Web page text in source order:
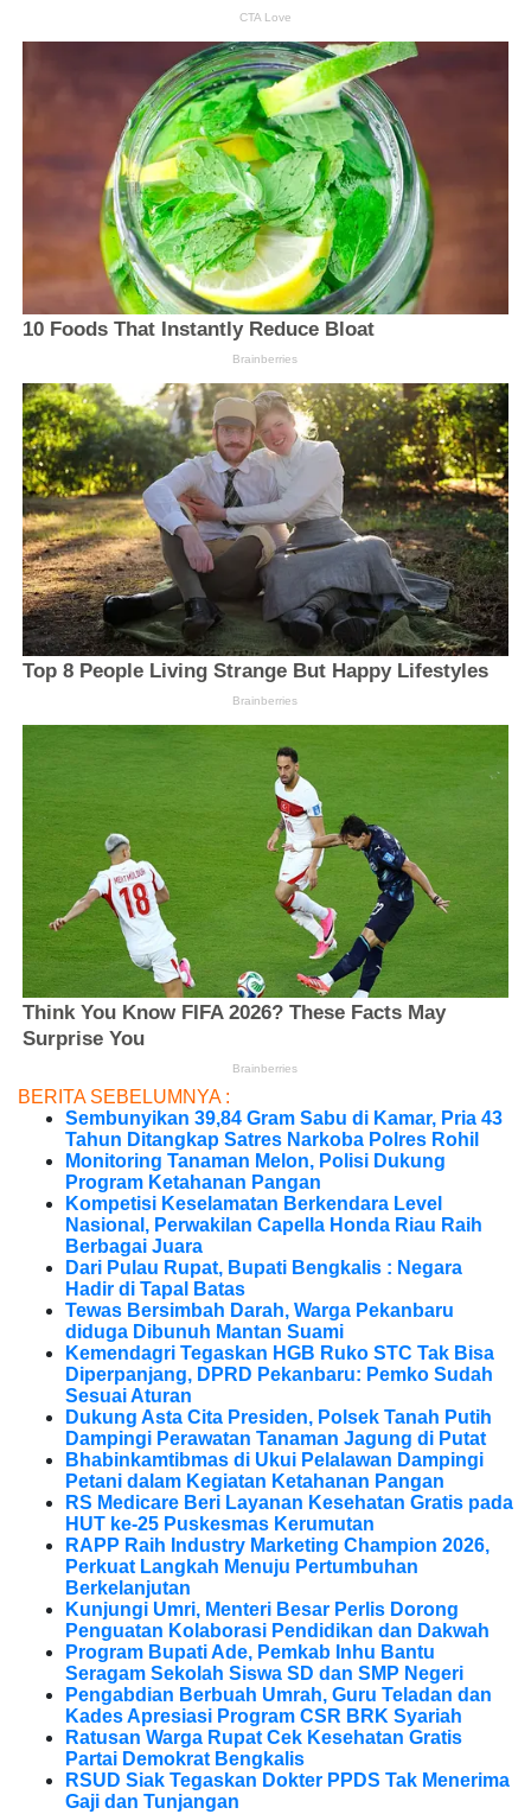
BERITA SEBELUMNYA :
Sembunyikan 39,84 Gram Sabu di Kamar, Pria 43
Tahun Ditangkap Satres Narkoba Polres Rohil
Monitoring Tanaman Melon, Polisi Dukung
Program Ketahanan Pangan
Kompetisi Keselamatan Berkendara Level
Nasional, Perwakilan Capella Honda Riau Raih
Berbagai Juara
Dari Pulau Rupat, Bupati Bengkalis : Negara
Hadir di Tapal Batas
Tewas Bersimbah Darah, Warga Pekanbaru
diduga Dibunuh Mantan Suami
Kemendagri Tegaskan HGB Ruko STC Tak Bisa
Diperpanjang, DPRD Pekanbaru: Pemko Sudah
Sesuai Aturan
Dukung Asta Cita Presiden, Polsek Tanah Putih
Dampingi Perawatan Tanaman Jagung di Putat
Bhabinkamtibmas di Ukui Pelalawan Dampingi
Petani dalam Kegiatan Ketahanan Pangan
RS Medicare Beri Layanan Kesehatan Gratis pada
HUT ke-25 Puskesmas Kerumutan
RAPP Raih Industry Marketing Champion 2026,
Perkuat Langkah Menuju Pertumbuhan
Berkelanjutan
Kunjungi Umri, Menteri Besar Perlis Dorong
Penguatan Kolaborasi Pendidikan dan Dakwah
Program Bupati Ade, Pemkab Inhu Bantu
Seragam Sekolah Siswa SD dan SMP Negeri
Pengabdian Berbuah Umrah, Guru Teladan dan
Kades Apresiasi Program CSR BRK Syariah
Ratusan Warga Rupat Cek Kesehatan Gratis
Partai Demokrat Bengkalis
RSUD Siak Tegaskan Dokter PPDS Tak Menerima
Gaji dan Tunjangan